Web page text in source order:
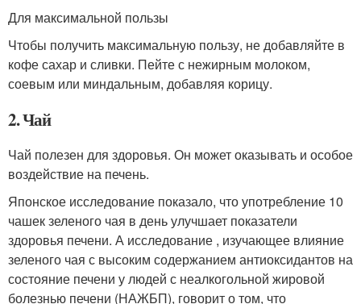
Для максимальной пользы
Чтобы получить максимальную пользу, не добавляйте в
кофе сахар и сливки. Пейте с нежирным молоком,
соевым или миндальным, добавляя корицу.
2. Чай
Чай полезен для здоровья. Он может оказывать и особое
воздействие на печень.
Японское исследование показало, что употребление 10
чашек зеленого чая в день улучшает показатели
здоровья печени. А исследование , изучающее влияние
зеленого чая с высоким содержанием антиоксидантов на
состояние печени у людей с неалкогольной жировой
болезнью печени (НАЖБП), говорит о том, что